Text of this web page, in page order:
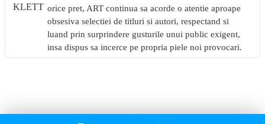
orice pret, ART continua sa acorde o atentie aproape
obsesiva selectiei de titluri si autori, respectand si
luand prin surprindere gusturile unui public exigent,
insa dispus sa incerce pe propria piele noi provocari.
Beneficiind de un suport grafic şi cartografic modern, atât din
punct de vedere ştiinţific, cât şi din punct de vedere grafic,
Atlasul şcolar pentru clasa a IX-a reprezintă
suportul ideal pentru profesori şi elevi, pentru desfăşurarea orelor